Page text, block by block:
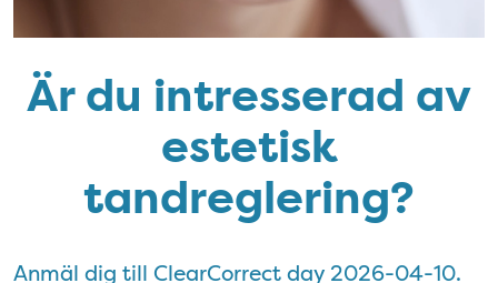
Är du intresserad av
estetisk
tandreglering?
Anmäl dig till ClearCorrect day 2026-04-10.